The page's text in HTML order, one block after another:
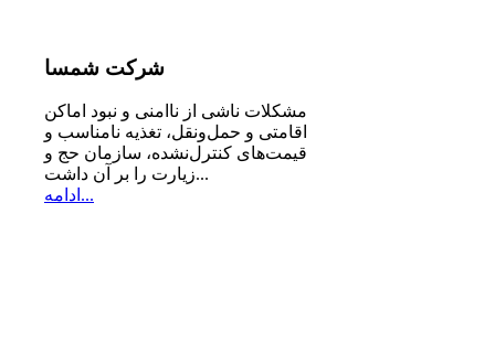
شرکت شمسا
مشكلات ناشی از ناامنی و نبود اماكن
اقامتی و حمل‌ونقل، تغذیه‌ نامناسب و
قیمت‌های كنترل‌نشده، سازمان حج و
زیارت را بر آن داشت...
ادامه...